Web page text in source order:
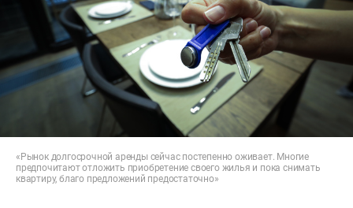
«Рынок долгосрочной аренды сейчас постепенно оживает. Многие
предпочитают отложить приобретение своего жилья и пока снимать
квартиру, благо предложений предостаточно»